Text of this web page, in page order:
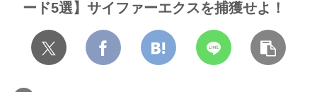
ード5選】サイファーエクスを捕獲せよ！